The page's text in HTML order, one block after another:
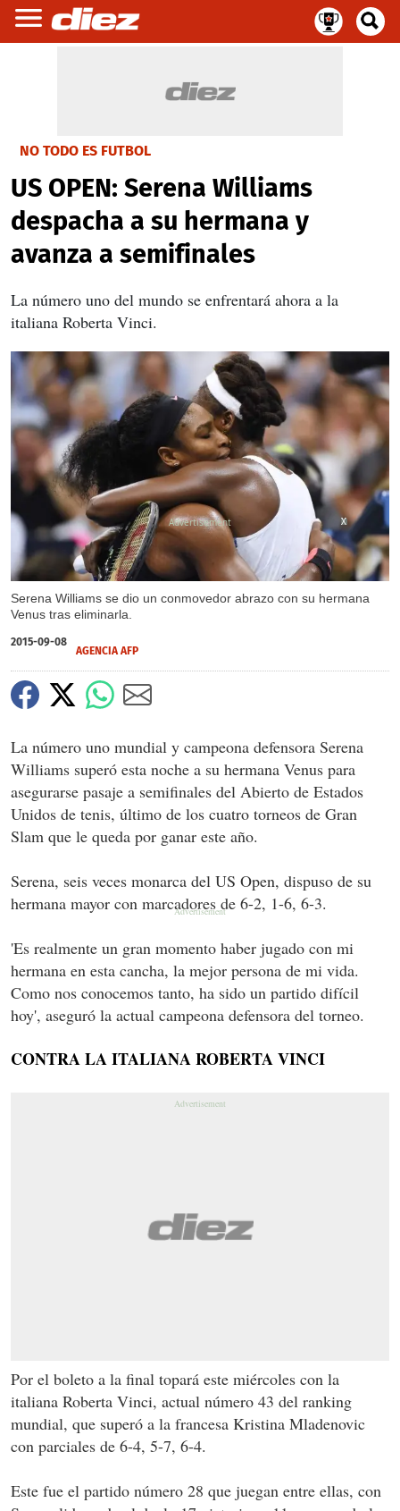
NO TODO ES FUTBOL
US OPEN: Serena Williams
despacha a su hermana y
avanza a semifinales
La número uno del mundo se enfrentará ahora a la
italiana Roberta Vinci.
Serena Williams se dio un conmovedor abrazo con su hermana
Venus tras eliminarla.
X
X
2015-09-08
AGENCIA AFP
La número uno mundial y campeona defensora Serena
Williams superó esta noche a su hermana Venus para
asegurarse pasaje a semifinales del Abierto de Estados
Unidos de tenis, último de los cuatro torneos de Gran
Slam que le queda por ganar este año.
Serena, seis veces monarca del US Open, dispuso de su
hermana mayor con marcadores de 6-2, 1-6, 6-3.
'Es realmente un gran momento haber jugado con mi
hermana en esta cancha, la mejor persona de mi vida.
Como nos conocemos tanto, ha sido un partido difícil
hoy', aseguró la actual campeona defensora del torneo.
CONTRA LA ITALIANA ROBERTA VINCI
Por el boleto a la final topará este miércoles con la
italiana Roberta Vinci, actual número 43 del ranking
mundial, que superó a la francesa Kristina Mladenovic
con parciales de 6-4, 5-7, 6-4.
Este fue el partido número 28 que juegan entre ellas, con